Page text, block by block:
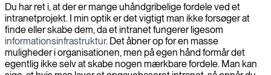
Du har ret i, at der er mange uhåndgribelige fordele ved et
intranetprojekt. I min optik er det vigtigt man ikke forsøger at
finde eller skabe dem, da et intranet fungerer ligesom
informationsinfrastruktur. Det åbner op for en masse
muligheder i organisationen, men på egen hånd formår det
egentlig ikke selv at skabe nogen mærkbare fordele. Man kan